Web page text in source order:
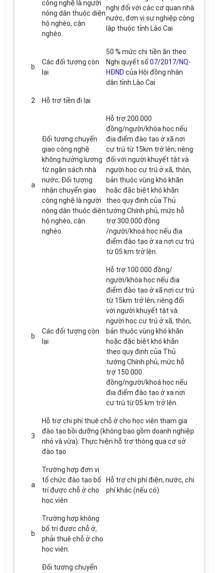
công nghệ là người
nông dân thuộc diện
hộ nghèo, cận
nghèo.
nghị đối với các cơ quan nhà
nước, đơn vị sự nghiệp công
lập thuộc tỉnh Lào Cai
b
Các đối tượng còn
lại
50 % mức chi tiền ăn theo
Nghị quyết số 07/2017/NQ-
HĐND của Hội đồng nhân
dân tỉnh Lào Cai
2 Hỗ trợ tiền đi lại
a
Đối tượng chuyển
giao công nghệ
không hưởng lương
từ ngân sách nhà
nước; Đối tượng
nhận chuyển giao
công nghệ là người
nông dân thuộc diện
hộ nghèo, cận
nghèo.
Hỗ trợ 200.000
đồng/người/khóa học nếu
địa điểm đào tạo ở xã nơi
cư trú từ 15km trở lên; riêng
đối với người khuyết tật và
người học cư trú ở xã, thôn,
bản thuộc vùng khó khăn
hoặc đặc biệt khó khăn
theo quy định của Thủ
tướng Chính phủ, mức hỗ
trợ 300.000 đồng
/người/khoá học nếu địa
điểm đào tạo ở xa nơi cư trú
từ 05 km trở lên.
b
Các đối tượng còn
lại
Hỗ trợ 100.000 đồng/
người/khóa học nếu địa
điểm đào tạo ở xã nơi cư trú
từ 15km trở lên; riêng đối
với người khuyết tật và
người học cư trú ở xã, thôn,
bản thuộc vùng khó khăn
hoặc đặc biệt khó khăn
theo quy định của Thủ
tướng Chính phủ, mức hỗ
trợ 150.000
đồng/người/khoá học nếu
địa điểm đào tạo ở xa nơi
cư trú từ 05 km trở lên.
3
Hỗ trợ chi phí thuê chỗ ở cho học viên tham gia
đào tạo bồi dưỡng (không bao gồm doanh nghiệp
nhỏ và vừa): Thực hiện hỗ trợ thông qua cơ sở
đào tạo
a
Trường hợp đơn vị
tổ chức đào tạo bố
trí được chỗ ở cho
học viên
Hỗ trợ chi phí điện, nước, chi
phí khác (nếu có).
b
Trường hợp không
bố trí được chỗ ở,
phải thuê chỗ ở cho
học viên:
Đối tượng chuyển